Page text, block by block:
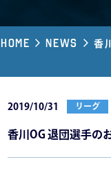
Home News 香
2019/10/31 リーグ
香川OG 退団選手の